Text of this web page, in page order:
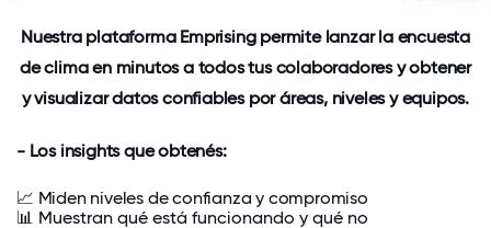
Nuestra plataforma Emprising permitelanzar la encuesta
de clima en minutos a todos tus colaboradores y obtener
y visualizar datos confiables por áreas, niveles y equipos.
- Los insights que obtenés:
📈 Miden niveles de confianza y compromiso
📊 Muestran qué está funcionando y qué no